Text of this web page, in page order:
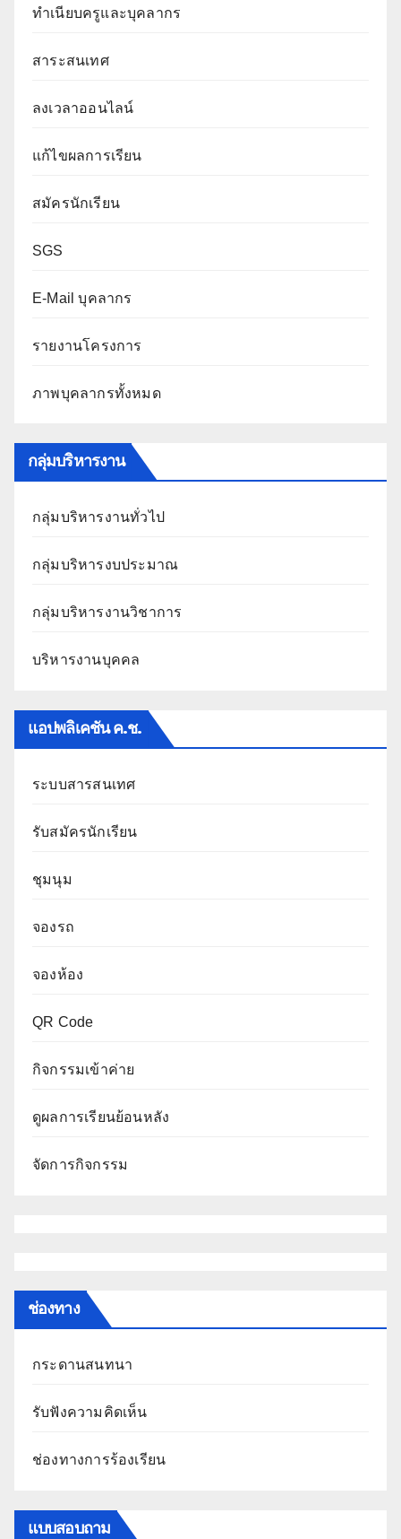
ทำเนียบครูและบุคลากร
สาระสนเทศ
ลงเวลาออนไลน์
แก้ไขผลการเรียน
สมัครนักเรียน
SGS
E-Mail บุคลากร
รายงานโครงการ
ภาพบุคลากรทั้งหมด
กลุ่มบริหารงาน
กลุ่มบริหารงานทั่วไป
กลุ่มบริหารงบประมาณ
กลุ่มบริหารงานวิชาการ
บริหารงานบุคคล
แอปพลิเคชัน ค.ช.
ระบบสารสนเทศ
รับสมัครนักเรียน
ชุมนุม
จองรถ
จองห้อง
QR Code
กิจกรรมเข้าค่าย
ดูผลการเรียนย้อนหลัง
จัดการกิจกรรม
ช่องทาง
กระดานสนทนา
รับฟังความคิดเห็น
ช่องทางการร้องเรียน
แบบสอบถาม